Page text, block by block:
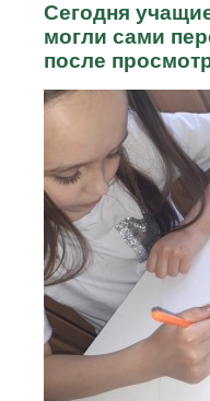
Сегодня
могли сами
после